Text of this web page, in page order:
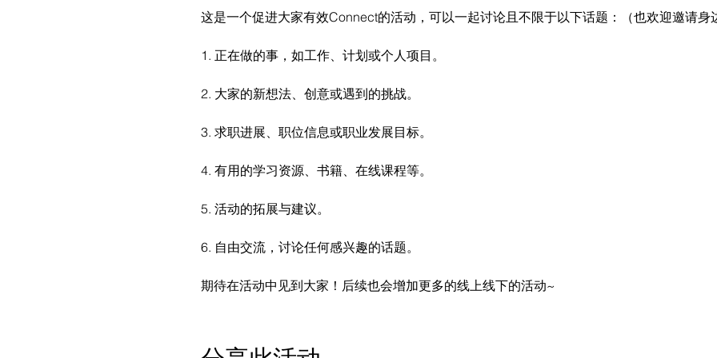
这是一个促进大家有效Connect的活动，可以一起讨论且不限于以下话题：（也欢迎邀请身
1. 正在做的事，如工作、计划或个人项目。
2. 大家的新想法、创意或遇到的挑战。
3. 求职进展、职位信息或职业发展目标。
4. 有用的学习资源、书籍、在线课程等。
5. 活动的拓展与建议。
6. 自由交流，讨论任何感兴趣的话题。
期待在活动中见到大家！后续也会增加更多的线上线下的活动~